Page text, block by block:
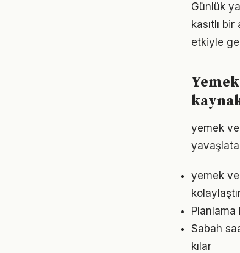
Günlük
kasıtlı
etkiyle
yemek
yemek
Sabah
kılar